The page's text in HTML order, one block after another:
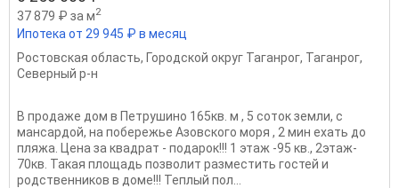
37 879 ₽ за м2
Ипотека от 29 945 ₽ в месяц
Ростовская область, Городской округ Таганрог, Таганрог,
Северный р-н
В продаже дом в Петрушино 165кв. м , 5 соток земли, с
мансардой, на побережье Азовского моря , 2 мин ехать до
пляжа. Цена за квадрат - подарок!!! 1 этаж -95 кв., 2этаж-
70кв. Такая площадь позволит разместить гостей и
родственников в доме!!! Теплый пол...